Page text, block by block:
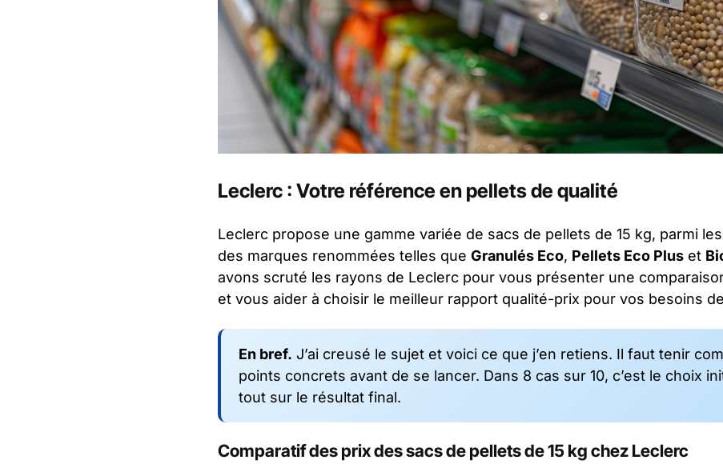
Leclerc : Votre référence en pellets de qualité
Leclerc propose une gamme variée de sacs de pellets de 15 kg, parmi
des marques renommées telles que Granulés Eco, Pellets Eco Plus et
avons scruté les rayons de Leclerc pour vous présenter une
et vous aider à choisir le meilleur rapport qualité-prix pour vos besoins
En bref. J’ai creusé le sujet et voici ce que j’en retiens. Il faut tenir
points concrets avant de se lancer. Dans 8 cas sur 10, c’est le choix
tout sur le résultat final.
Comparatif des prix des sacs de pellets de 15 kg chez Leclerc